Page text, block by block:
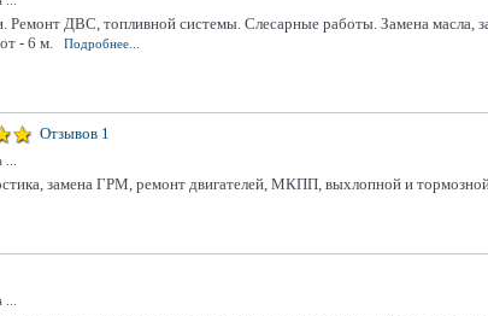
ДВС, топливной системы. Слесарные работы. Замена масла,
- 6 м.
Подробнее...
Отзывов 1
замена ГРМ, ремонт двигателей, МКПП, выхлопной и